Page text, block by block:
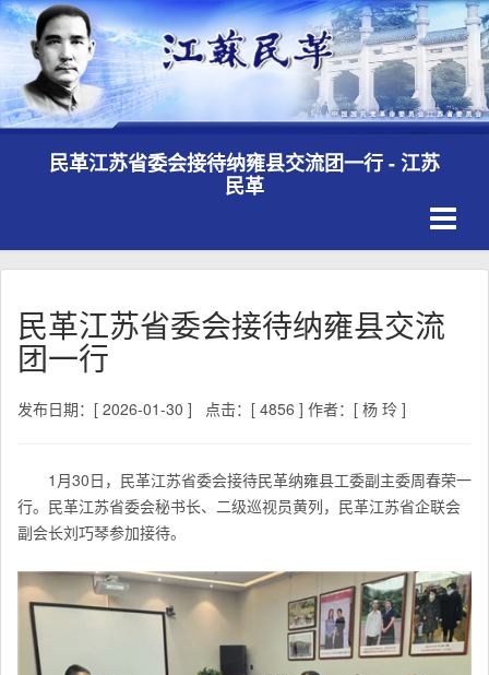
民革江苏省委会接待纳雍县交流团一行 - 江苏
民革
民革江苏省委会接待纳雍县交流
团一行
发布日期：[ 2026-01-30 ] 点击：[ 4856 ] 作者：[ 杨 玲 ]
1月30日，民革江苏省委会接待民革纳雍县工委副主委周春荣一
行。民革江苏省委会秘书长、二级巡视员黄列，民革江苏省企联会
副会长刘巧琴参加接待。